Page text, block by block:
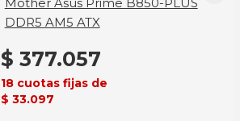
DDR5 AM5 ATX
$ 377.057
18 cuotas fijas de
$ 33.097